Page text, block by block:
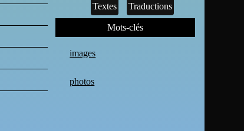
Textes Traductions
Mots-clés
images
photos